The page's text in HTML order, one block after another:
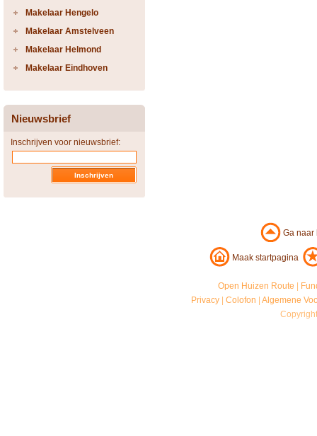
Makelaar Hengelo
Makelaar Amstelveen
Makelaar Helmond
Makelaar Eindhoven
Nieuwsbrief
Inschrijven voor nieuwsbrief:
Ga
Maak startpagina
Open Huizen Route
Privacy |Colofon |Algemene